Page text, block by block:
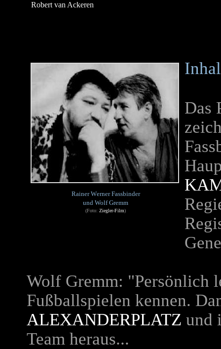
Robert van Ackeren
Rainer Werner Fassbinder
und Wolf Gremm
(Foto: Ziegler-Film)
Das
Wolf Gremm: "Persönlich
Fußballspielen kennen.
ALEXANDERPLATZ und
Team heraus...